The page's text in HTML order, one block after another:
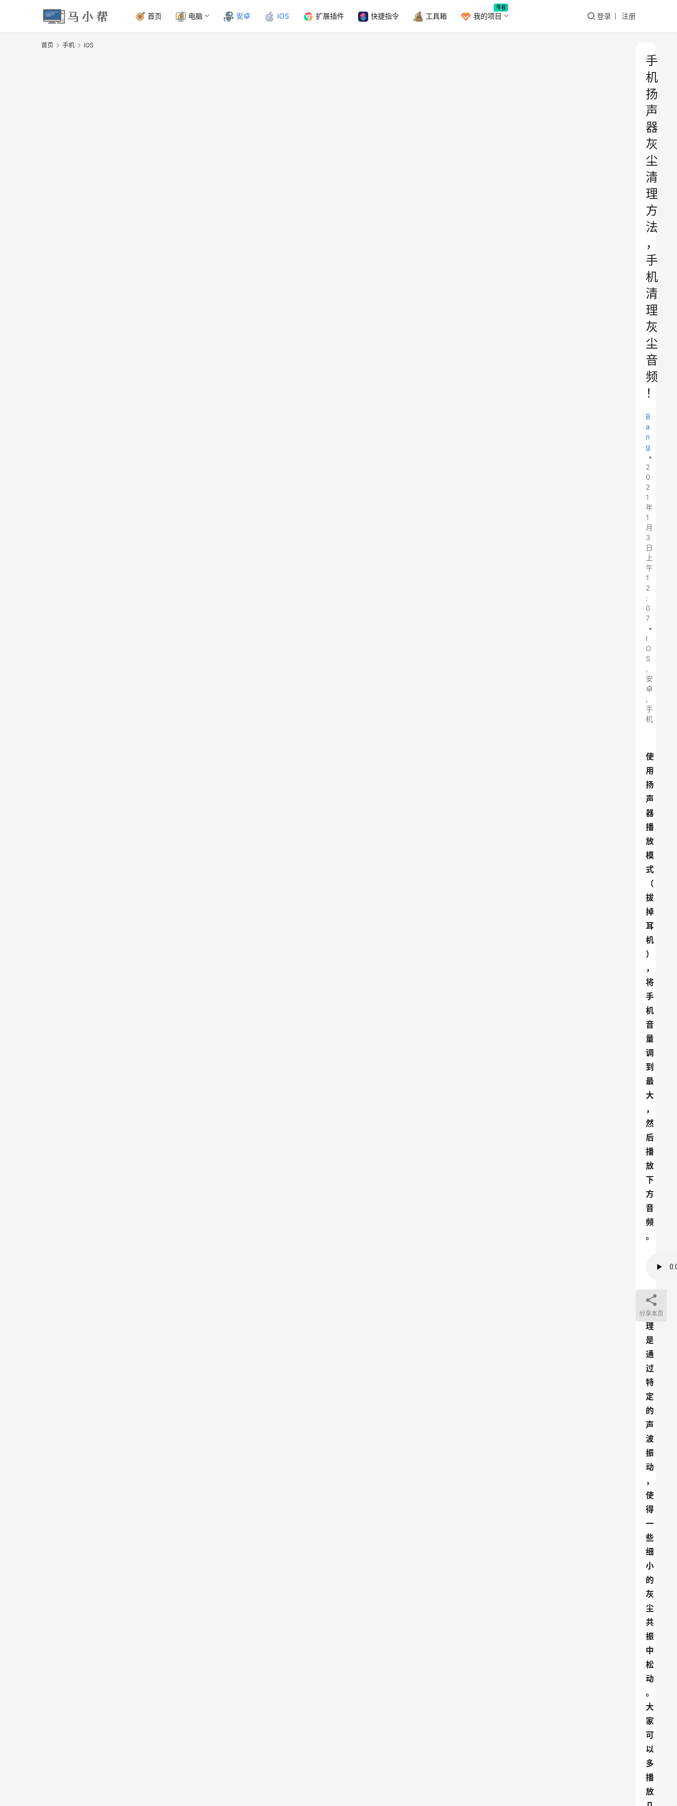
首页 电脑 安卓 IOS 扩展插件 快捷指令 工具箱 我的项目
牛B
登录 注册
首页 手机 IOS
手
机
扬
声
器
灰
尘
清
理
方
法
，
手
机
清
理
灰
尘
音
频
！
B
a
n
g
•
2
0
2
1
年
1
月
3
日
上
午
1
2
:
0
7
•
I
O
S
,
安
卓
,
手
机
使
用
扬
声
器
播
放
模
式
（
拔
掉
耳
机
）
，
将
手
机
音
量
调
到
最
大
，
然
后
播
放
下
方
音
频
。
原
理
是
通
过
特
定
的
声
波
振
动
，
使
得
一
些
细
小
的
灰
尘
共
振
中
松
动
。
大
家
可
以
多
播
放
分享本页